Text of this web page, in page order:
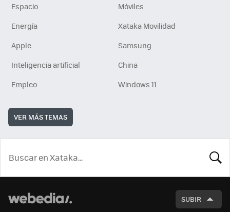
Espacio
Móviles
Energía
Xataka Movilidad
Apple
Samsung
Inteligencia artificial
China
Empleo
Windows 11
VER MÁS TEMAS
SUBIR